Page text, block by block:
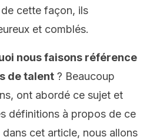
cette façon, ils
et comblés.
nous faisons référence
de talent ? Beaucoup
ont abordé ce sujet et
définitions à propos de ce
cet article, nous allons